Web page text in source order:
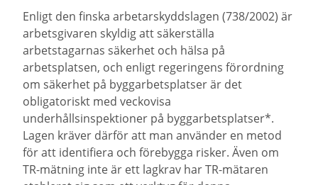
Enligt den finska arbetarskyddslagen (738/2002) är
arbetsgivaren skyldig att säkerställa
arbetstagarnas säkerhet och hälsa på
arbetsplatsen, och enligt regeringens förordning
om säkerhet på byggarbetsplatser är det
obligatoriskt med veckovisa
underhållsinspektioner på byggarbetsplatser*.
Lagen kräver därför att man använder en metod
för att identifiera och förebygga risker. Även om
TR-mätning inte är ett lagkrav har TR-mätaren